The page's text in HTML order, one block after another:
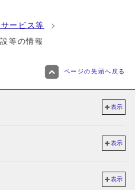
ービス等
等の情報
ページの先頭へ戻る
表示
表示
表示